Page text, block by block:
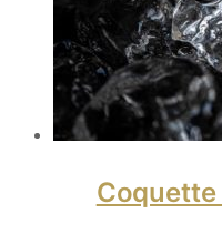
Coquette